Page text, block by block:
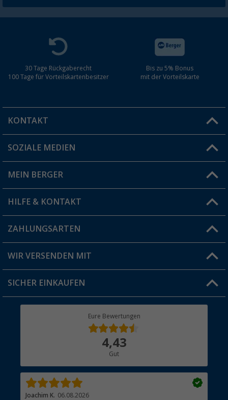
30 Tage Rückgaberecht
100 Tage für Vorteilskartenbesitzer
Bis zu 5% Bonus
mit der Vorteilskarte
KONTAKT
Du hast eine Frage?
Filiale finden
SOZIALE MEDIEN
MEIN BERGER
Vorteilskarte
Blog
Jobs & Karriere
HILFE & KONTAKT
FAQ & Kontakt
Versandinformationen
Rücksendung
ZAHLUNGSARTEN
WIR VERSENDEN MIT
SICHER EINKAUFEN
Eure Bewertungen
4,43
Gut
Joachim K. 06.08.2026